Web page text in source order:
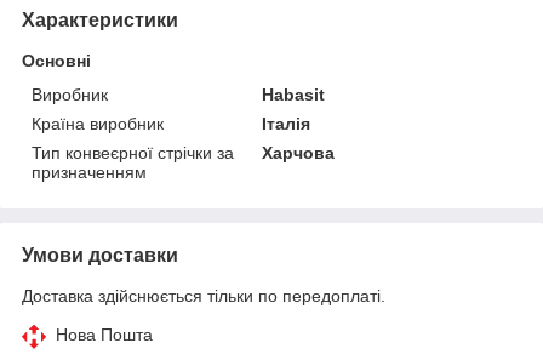
Характеристики
Основні
Виробник
Habasit
Країна виробник
Італія
Тип конвеєрної стрічки за
призначенням
Харчова
Умови доставки
Доставка здійснюється тільки по передоплаті.
Нова Пошта